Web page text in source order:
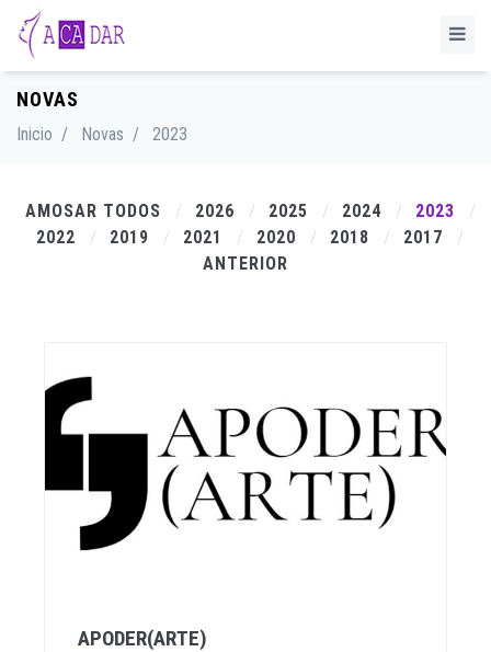
NOVAS
Inicio / Novas / 2023
AMOSAR TODOS 2026 2025 2024
2023
2022
2019 2021 2020 2018
2017
ANTERIOR
APODER(ARTE)